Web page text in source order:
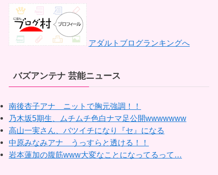
アダルトブログランキングへ
バズアンテナ 芸能ニュース
南後杏子アナ ニットで胸元強調！！
乃木坂5期生、ムチムチ色白ナマ足公開wwwwwww
高山一実さん、バツイチになり『セ』になる
中原みなみアナ うっすらと透ける！！
岩本蓮加の腹筋www大変なことになってるって…